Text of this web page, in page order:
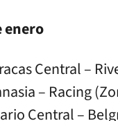
enero
Central –
– Racing
Central –